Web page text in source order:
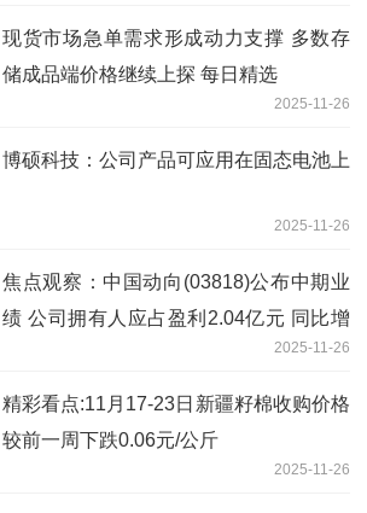
现货市场急单需求形成动力支撑 多数存
储成品端价格继续上探 每日精选
2025-11-26
博硕科技：公司产品可应用在固态电池上
2025-11-26
焦点观察：中国动向(03818)公布中期业
绩 公司拥有人应占盈利2.04亿元 同比增
2025-11-26
精彩看点:11月17-23日新疆籽棉收购价格
较前一周下跌0.06元/公斤
2025-11-26